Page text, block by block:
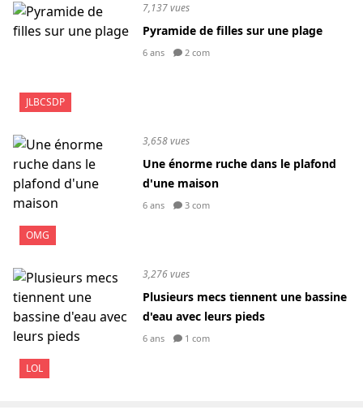
JLBCSDP
7,137 vues
Pyramide de filles sur une plage
6 ans 2 com
OMG
3,658 vues
Une énorme ruche dans le plafond
d'une maison
6 ans 3 com
LOL
3,276 vues
Plusieurs mecs tiennent une bassine
d'eau avec leurs pieds
6 ans 1 com